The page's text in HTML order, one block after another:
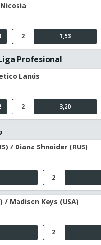
1,53
2
Profesional
Lanús
3,20
2
/ Diana Shnaider (RUS)
2
/ Madison Keys (USA)
2